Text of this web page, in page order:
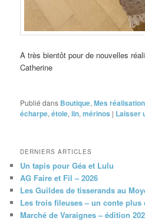
A très bientôt pour de nouvelles
Catherine
Publié dans Boutique,Mes
écharpe,étole,lin,mérinos | Laisser
DERNIERS ARTICLES
Un tapis pour Géa et Lulu
AG Faire et Fil – 2026
Les Guildes de tisserands au
Les trois fileuses – un conte plus
Marché de Varaignes – édition